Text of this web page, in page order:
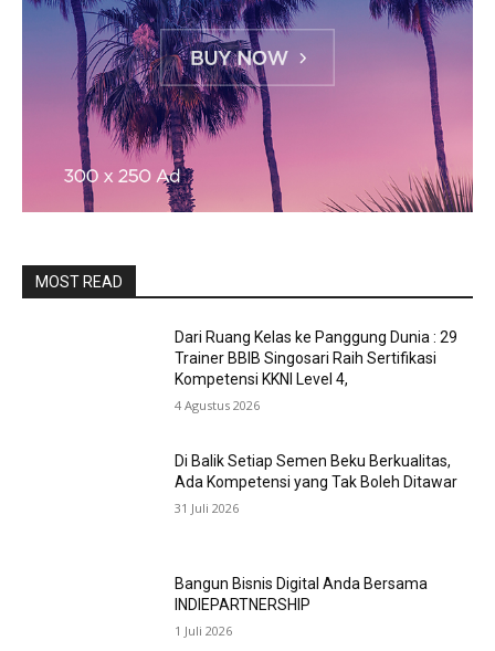
MOST READ
Dari Ruang Kelas ke Panggung Dunia : 29
Trainer BBIB Singosari Raih Sertifikasi
Kompetensi KKNI Level 4,
4 Agustus 2026
Di Balik Setiap Semen Beku Berkualitas,
Ada Kompetensi yang Tak Boleh Ditawar
31 Juli 2026
Bangun Bisnis Digital Anda Bersama
INDIEPARTNERSHIP
1 Juli 2026